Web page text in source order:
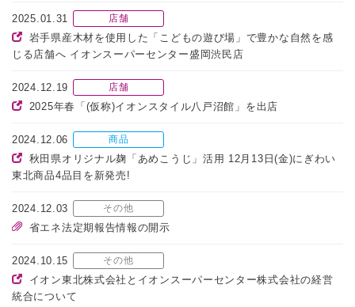
2025.01.31 店舗
岩手県産木材を使用した「こどもの遊び場」で豊かな自然を感
じる店舗へ イオンスーパーセンター盛岡渋民店
2024.12.19 店舗
2025年春「(仮称)イオンスタイル八戸沼館」を出店
2024.12.06 商品
秋田県オリジナル麹「あめこうじ」活用 12月13日(金)にぎわい
東北商品4品目を新発売!
2024.12.03 その他
省エネ法定期報告情報の開示
2024.10.15 その他
イオン東北株式会社とイオンスーパーセンター株式会社の経営
統合について